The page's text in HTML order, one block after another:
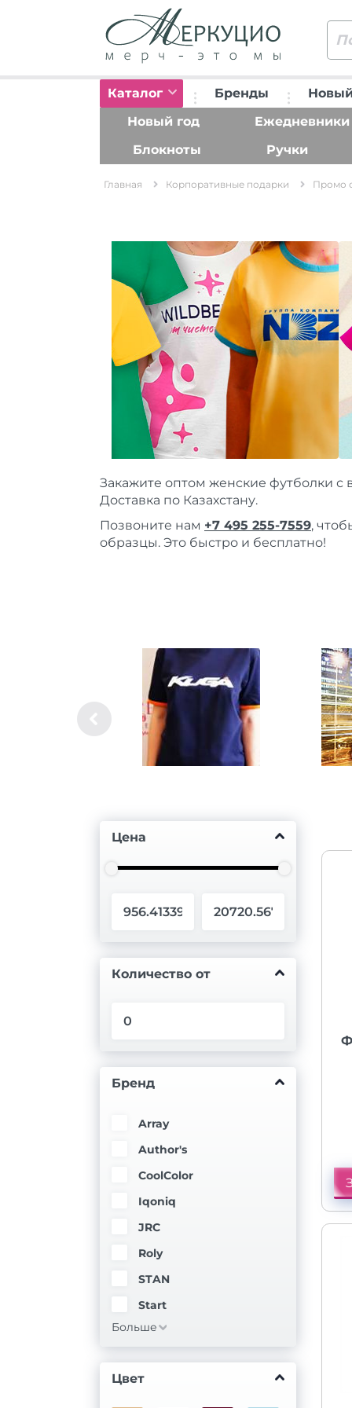
Каталог Бренды
Новый год
Ежедневники
Блокноты
Ручки
Главная Корпоративные подарки Промо
Закажите оптом женские футболки
Доставка по Казахстану.
Позвоните нам +7 495 255-7559,
образцы. Это быстро и бесплатно!
Цена
Количество от
Бренд
Array
Author's
CoolColor
Iqoniq
JRC
Roly
STAN
Start
Больше
Цвет